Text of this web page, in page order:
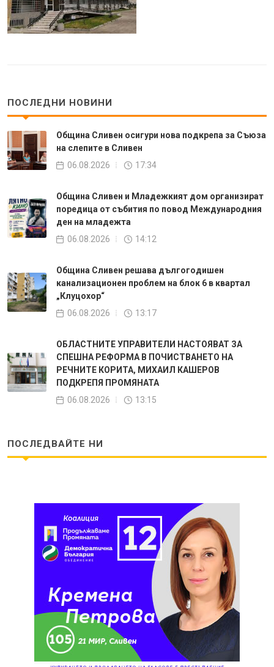
ПОСЛЕДНИ НОВИНИ
Община Сливен осигури нова подкрепа за Съюза
на слепите в Сливен
06.08.2026
17:34
Община Сливен и Младежкият дом организират
поредица от събития по повод Международния
ден на младежта
06.08.2026
14:12
Община Сливен решава дългогодишен
канализационен проблем на блок 6 в квартал
„Клуцохор“
06.08.2026
13:17
ОБЛАСТНИТЕ УПРАВИТЕЛИ НАСТОЯВАТ ЗА
СПЕШНА РЕФОРМА В ПОЧИСТВАНЕТО НА
РЕЧНИТЕ КОРИТА, МИХАИЛ КАШЕРОВ
ПОДКРЕПЯ ПРОМЯНАТА
06.08.2026
13:15
ПОСЛЕДВАЙТЕ НИ